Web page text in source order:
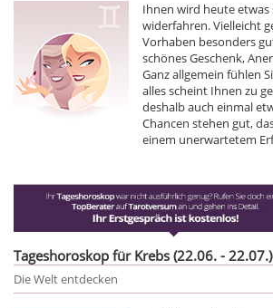
Ihnen wird heute etwas
widerfahren. Vielleicht
Vorhaben besonders
schönes Geschenk,
Ganz allgemein fühlen
alles scheint Ihnen zu
deshalb auch einmal
Chancen stehen gut,
einem unerwartetem
Tageshoroskop für Krebs (22.06. - 22.07.)
Die Welt entdecken